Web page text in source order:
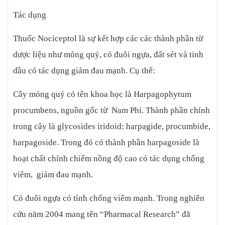
khác. Chú ý – Thận trọng Những bệnh nhân có tiền sử mắc các
bệnh co giật, động kinh, sử dụng theo chỉ định của bác sỹ Khi bôi
kem nên để vùng da bôi kem thông thoáng Sau 5 ngày bôi mà
không thấy đỡ hãy ngưng thuốc và đi khám bác sĩ. Không sử
dụng thuốc hết hạn sử dụng.
Tác dụng
Thuốc Nociceptol là sự kết hợp các các thành phần từ
dược liệu như móng quỷ, cỏ đuôi ngựa, đất sét và tinh
dầu có tác dụng giảm đau mạnh. Cụ thể:
Cây móng quỷ có tên khoa học là Harpagophytum
procumbens, nguồn gốc từ Nam Phi. Thành phần chính
trong cây là glycosides iridoid: harpagide, procumbide,
harpagoside. Trong đó có thành phần harpagoside là
hoạt chất chính chiếm nồng độ cao có tác dụng chống
viêm, giảm đau mạnh.
Cỏ đuôi ngựa có tính chống viêm mạnh. Trong nghiên
cứu năm 2004 mang tên “Pharmacal Research” đã